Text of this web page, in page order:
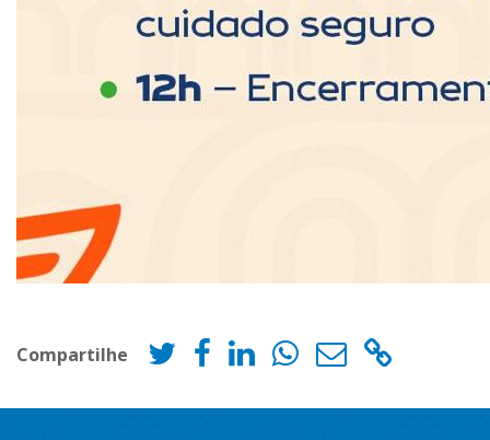
Compartilhe